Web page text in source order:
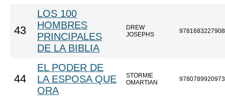
43
LOS 100
HOMBRES
PRINCIPALES
DE LA BIBLIA
DREW
JOSEPHS
9781683227908
44
EL PODER DE
LA ESPOSA QUE
ORA
STORMIE
OMARTIAN
9780789920973